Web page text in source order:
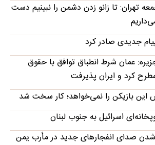
تهران: تا زانو زدن دشمن را نبینیم دست
جدیدی صادر کرد
عمان شرط انطباق توافق با حقوق
مطرح کرد و ایران پذیرفت
این بازیکن را نمی‌خواهد؛ کار سخت شد
اسرائیل به جنوب لبنان
صدای انفجارهای جدید در مأرب یمن